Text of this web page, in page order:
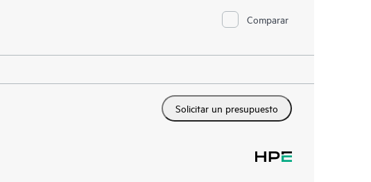
Comparar
Solicitar un presupuesto